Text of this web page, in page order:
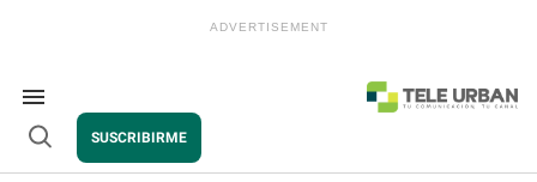
Search
&
Section
Navigation
Open
SUSCRIBIRME